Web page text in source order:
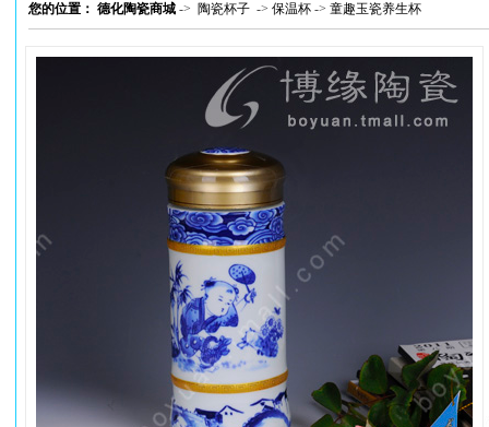
您的位置： 德化陶瓷商城 -> 陶瓷杯子 -> 保温杯 -> 童趣玉瓷养生杯